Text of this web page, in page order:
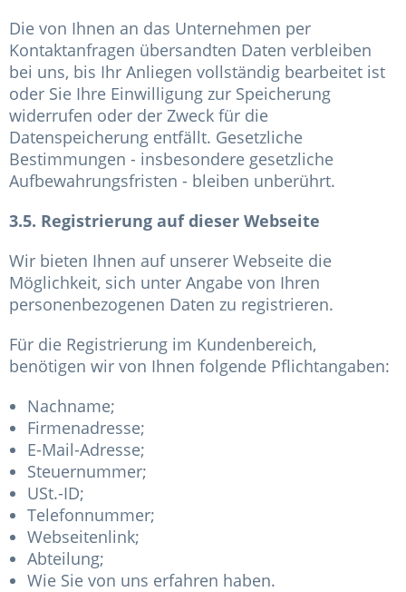
Die von Ihnen an das Unternehmen per
Kontaktanfragen übersandten Daten verbleiben
bei uns, bis Ihr Anliegen vollständig bearbeitet ist
oder Sie Ihre Einwilligung zur Speicherung
widerrufen oder der Zweck für die
Datenspeicherung entfällt. Gesetzliche
Bestimmungen - insbesondere gesetzliche
Aufbewahrungsfristen - bleiben unberührt.
3.5. Registrierung auf dieser Webseite
Wir bieten Ihnen auf unserer Webseite die
Möglichkeit, sich unter Angabe von Ihren
personenbezogenen Daten zu registrieren.
Für die Registrierung im Kundenbereich,
benötigen wir von Ihnen folgende Pflichtangaben:
Nachname;
Firmenadresse;
E-Mail-Adresse;
Steuernummer;
USt.-ID;
Telefonnummer;
Webseitenlink;
Abteilung;
Wie Sie von uns erfahren haben.